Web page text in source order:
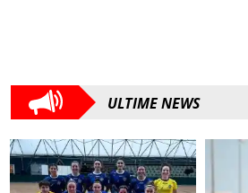
ULTIME NEWS